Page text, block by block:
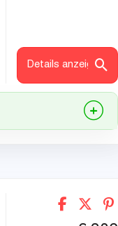
Details anzeigen